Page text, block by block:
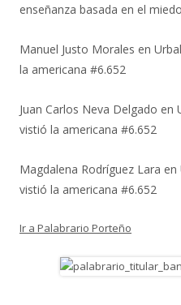
enseñanza basada en el
Manuel Justo Morales en
la americana #6.652
Juan Carlos Neva Delgado en
vistió la americana #6.652
Magdalena Rodríguez Lara en
vistió la americana #6.652
Ir a Palabrario Porteño